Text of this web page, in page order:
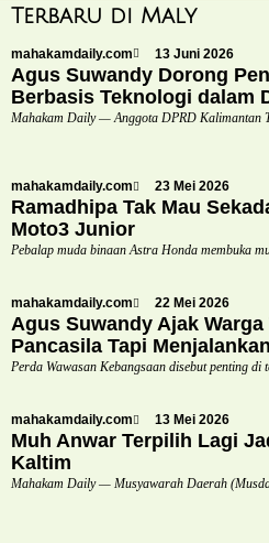
Terbaru di Maly
mahakamdaily.com 13 Juni 2026
Agus Suwandy Dorong
Berbasis Teknologi dalam
Mahakam Daily — Anggota DPRD Kalimantan
mahakamdaily.com 23 Mei 2026
Ramadhipa Tak Mau
Moto3 Junior
Pebalap muda binaan Astra Honda membuka
mahakamdaily.com 22 Mei 2026
Agus Suwandy Ajak Warga
Pancasila Tapi
Perda Wawasan Kebangsaan disebut penting
mahakamdaily.com 13 Mei 2026
Muh Anwar Terpilih Lagi
Kaltim
Mahakam Daily — Musyawarah Daerah